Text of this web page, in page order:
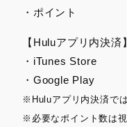
・ポイント
【Huluアプリ内決済】
・iTunes Store
・Google Play
※Huluアプリ内決済で
※必要なポイント数は